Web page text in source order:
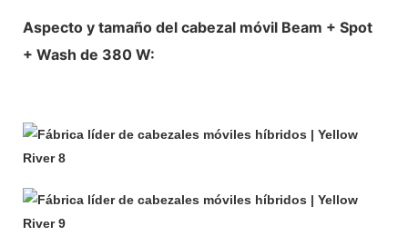
Aspecto y tamaño del cabezal móvil Beam + Spot
+ Wash de 380 W: